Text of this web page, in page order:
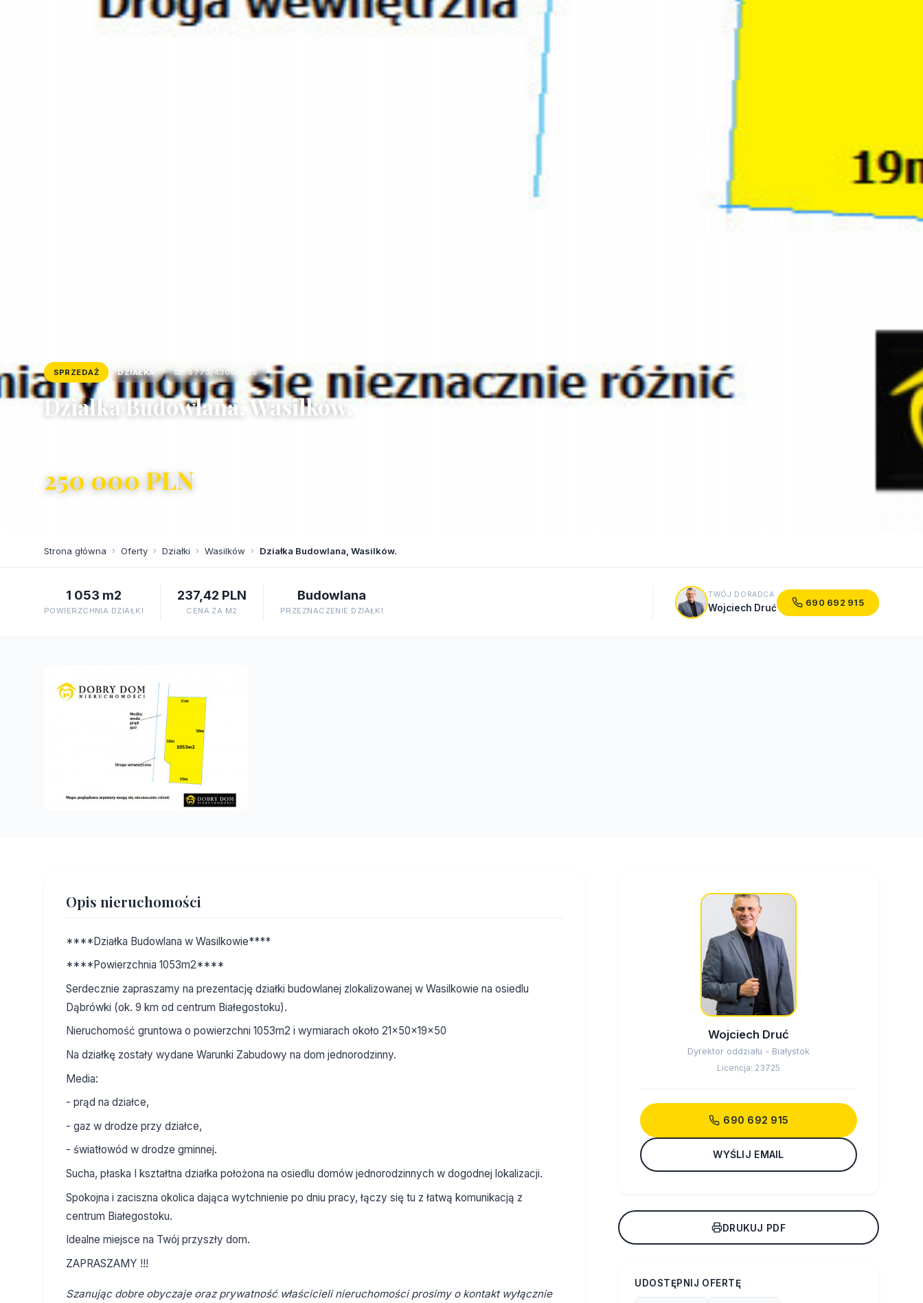
SPRZEDAŻ DZIAŁKA ID: 6773/4300/OGS
Działka Budowlana, Wasilków.
250 000 PLN
Strona główna › Oferty › Działki › Wasilków › Działka Budowlana, Wasilków.
1 053 m2
POWIERZCHNIA DZIAŁKI
237,42 PLN
CENA ZA M2
Budowlana
PRZEZNACZENIE DZIAŁKI
TWÓJ DORADCA
Wojciech Druć 690 692 915
Opis nieruchomości
****Działka Budowlana w Wasilkowie****
****Powierzchnia 1053m2****
Serdecznie zapraszamy na prezentację działki budowlanej zlokalizowanej w Wasilkowie na osiedlu
Dąbrówki (ok. 9 km od centrum Białegostoku).
Nieruchomość gruntowa o powierzchni 1053m2 i wymiarach około 21x50x19x50
Na działkę zostały wydane Warunki Zabudowy na dom jednorodzinny.
Media:
- prąd na działce,
- gaz w drodze przy działce,
- światłowód w drodze gminnej.
Sucha, płaska I kształtna działka położona na osiedlu domów jednorodzinnych w dogodnej lokalizacji.
Spokojna i zaciszna okolica dająca wytchnienie po dniu pracy, łączy się tu z łatwą komunikacją z
centrum Białegostoku.
Idealne miejsce na Twój przyszły dom.
ZAPRASZAMY !!!
Szanując dobre obyczaje oraz prywatność właścicieli nieruchomości prosimy o kontakt wyłącznie
Wojciech Druć
Dyrektor oddziału - Białystok
Licencja: 23725
690 692 915
WYŚLIJ EMAIL
DRUKUJ PDF
UDOSTĘPNIJ OFERTĘ